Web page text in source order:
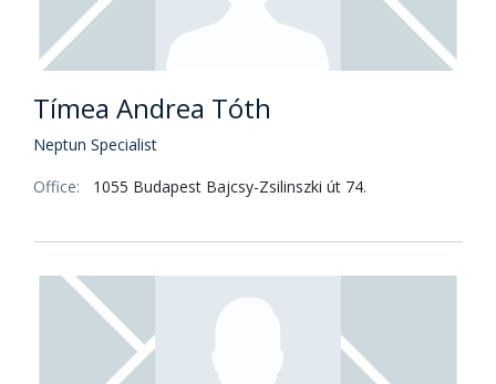
Tímea Andrea Tóth
Neptun Specialist
Office:
1055 Budapest Bajcsy-Zsilinszki út 74.